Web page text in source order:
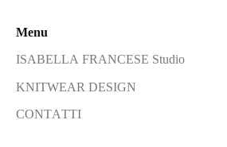
Menu
ISABELLA FRANCESE Studio
KNITWEAR DESIGN
CONTATTI